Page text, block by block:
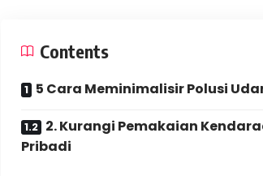
Contents
5 Cara Meminimalisir Polusi
2. Kurangi Pemakaian
Pribadi